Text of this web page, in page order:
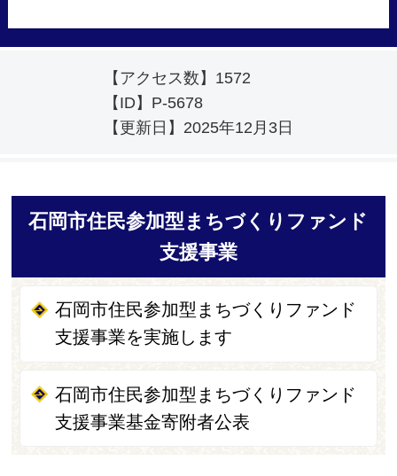
【アクセス数】 1572
【ID】 P-5678
【更新日】 2025年12月3日
石岡市住民参加型まちづくりファンド
支援事業
石岡市住民参加型まちづくりファンド
支援事業を実施します
石岡市住民参加型まちづくりファンド
支援事業基金寄附者公表